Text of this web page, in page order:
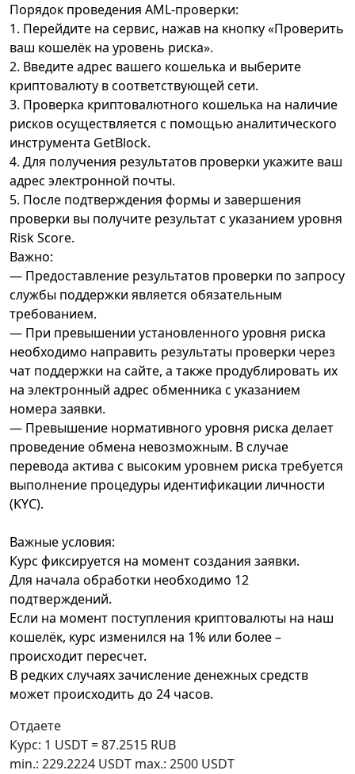
Порядок проведения AML-проверки:
1. Перейдите на сервис, нажав на кнопку «Проверить
ваш кошелёк на уровень риска».
2. Введите адрес вашего кошелька и выберите
криптовалюту в соответствующей сети.
3. Проверка криптовалютного кошелька на наличие
рисков осуществляется с помощью аналитического
инструмента GetBlock.
4. Для получения результатов проверки укажите ваш
адрес электронной почты.
5. После подтверждения формы и завершения
проверки вы получите результат с указанием уровня
Risk Score.
Важно:
— Предоставление результатов проверки по запросу
службы поддержки является обязательным
требованием.
— При превышении установленного уровня риска
необходимо направить результаты проверки через
чат поддержки на сайте, а также продублировать их
на электронный адрес обменника с указанием
номера заявки.
— Превышение нормативного уровня риска делает
проведение обмена невозможным. В случае
перевода актива с высоким уровнем риска требуется
выполнение процедуры идентификации личности
(KYC).
Важные условия:
Курс фиксируется на момент создания заявки.
Для начала обработки необходимо 12
подтверждений.
Если на момент поступления криптовалюты на наш
кошелёк, курс изменился на 1% или более –
происходит пересчет.
В редких случаях зачисление денежных средств
может происходить до 24 часов.
Отдаете
Курс: 1 USDT = 87.2515 RUB
min.: 229.2224 USDT max.: 2500 USDT